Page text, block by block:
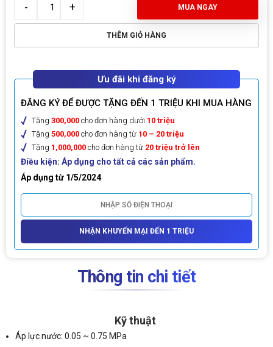
MUA NGAY
THÊM GIỎ HÀNG
Ưu đãi khi đăng ký
ĐĂNG KÝ ĐỂ ĐƯỢC TẶNG ĐẾN 1 TRIỆU KHI MUA HÀNG
Tặng 300,000 cho đơn hàng dưới 10 triệu
Tặng 500,000 cho đơn hàng từ 10 – 20 triệu
Tặng 1,000,000 cho đơn hàng từ 20 triệu trở lên
Điều kiện: Áp dụng cho tất cả các sản phẩm.
Áp dụng từ 1/5/2024
NHẬN KHUYẾN MẠI ĐẾN 1 TRIỆU
Thông tin chi tiết
Kỹ thuật
Áp lực nước: 0.05 ~ 0.75 MPa